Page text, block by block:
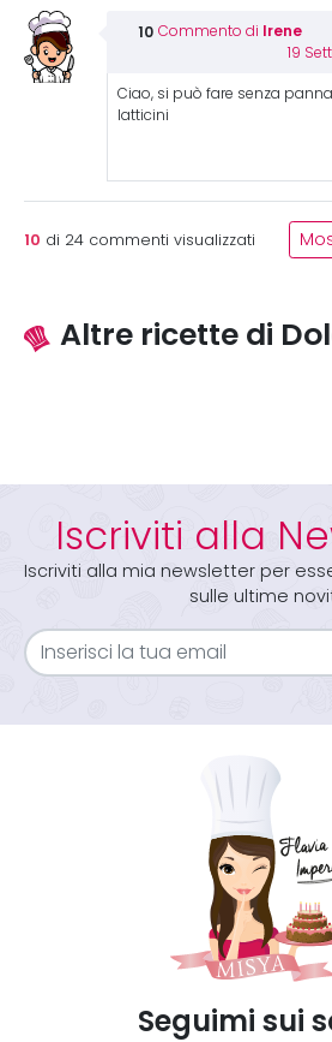
Commento di Irene
19
Ciao, si può fare senza
latticini
10 di 24 commenti visualizzati
Altre ricette di
Iscriviti alla
Iscriviti alla mia newsletter per
sulle ultime
Seguimi sui